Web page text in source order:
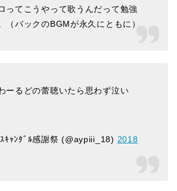
ってこうやって歌うんだって勉強
（バックのBGMが永久にともに）
ーるどの蕾聴いたら思わず泣い
ｬﾝﾀﾞﾙ感謝祭 (@aypiii_18) 2018